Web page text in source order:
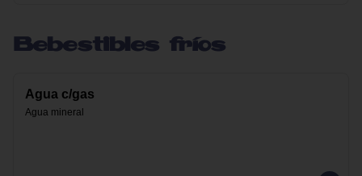
Bebestibles fríos
Agua c/gas
Agua mineral